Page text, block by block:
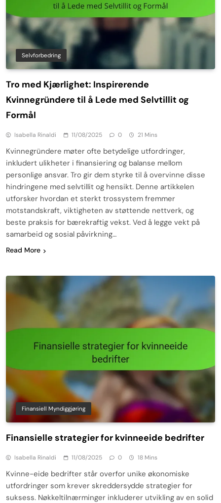
Selvforbedring
Tro med Kjærlighet: Inspirerende
Kvinnegründere til å Lede med Selvtillit og
Formål
Isabella Rinaldi 11/08/2025 0 21 Mins
Kvinnegründere møter ofte betydelige utfordringer,
inkludert ulikheter i finansiering og balanse mellom
personlige ansvar. Tro gir dem styrke til å overvinne disse
hindringene med selvtillit og hensikt. Denne artikkelen
utforsker hvordan et sterkt trossystem fremmer
motstandskraft, viktigheten av støttende nettverk, og
beste praksis for bærekraftig vekst. Ved å legge vekt på
samarbeid og sosial påvirkning…
Read More
Finansiell Myndiggjøring
Finansielle strategier for kvinneeide bedrifter
Isabella Rinaldi 11/08/2025 0 18 Mins
Kvinne-eide bedrifter står overfor unike økonomiske
utfordringer som krever skreddersydde strategier for
suksess. Nøkkeltilnærminger inkluderer utvikling av en solid